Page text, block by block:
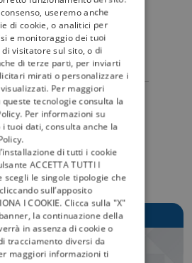
di sempre.
70
TUTTI I CANALI
tivùsatpiù adatto a te!
useremo anche
di cookie, o analitici per
e monitoraggio dei tuoi
visitatore sul sito, o di
di terze parti, per inviarti
mirati o personalizzare i
Per maggiori
tecnologie consulta la
Per informazioni su
tuoi dati, consulta anche la
di tutti i cookie
ACCETTA TUTTI I
scegli le singole tipologie che
sull’apposito
I COOKIE. Clicca sulla "X"
la continuazione della
in assenza di cookie o
tracciamento diversi da
maggiori informazioni ti